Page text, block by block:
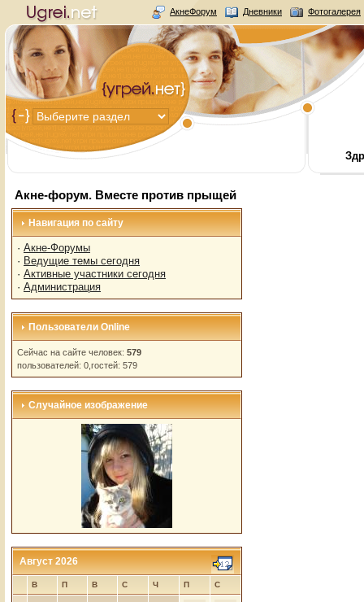
АкнеФорум Дневники Фотогалерея
Акне-форум. Вместе против прыщей
Навигация по сайту
· Акне-Форумы
· Ведущие темы сегодня
· Активные участники сегодня
· Администрация
Пользователи Online
Сейчас на сайте человек: 579
пользователей: 0,гостей: 579
Случайное изображение
Август 2026
В П В С Ч П С